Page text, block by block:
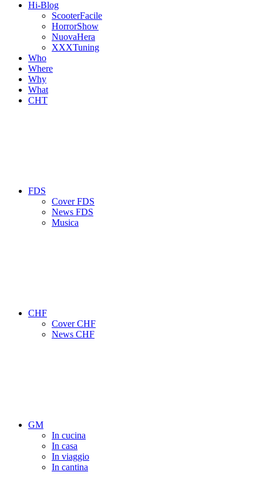
Hi-Blog
ScooterFacile
HorrorShow
NuovaHera
XXXTuning
Who
Where
Why
What
CHT
FDS
Cover FDS
News FDS
Musica
CHF
Cover CHF
News CHF
GM
In cucina
In casa
In viaggio
In cantina